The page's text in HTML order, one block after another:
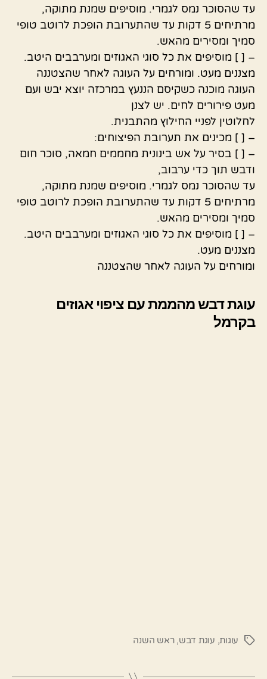
עד שהסוכר נמס לגמרי. מוסיפים שמנת מתוקה,
מרתיחים 5 דקות עד שהתערובת הופכת לרוטב טופי
סמיך ומסירים מהאש.
– [ ] מוסיפים את כל סוגי האגוזים ומערבבים היטב.
מצננים מעט. ומורחים על העוגה לאחר שהצטננה
העוגה מוכנה כשקיסם הננעץ במרכזה יוצא יבש ועם
מעט פירורים לחים. יש לצנן
לחלוטין לפניי החילוץ מהתבנית.
– [ ] מכינים את תערובת הפיצוחים:
– [ ] בסיר על אש בינונית מחממים חמאה, סוכר חום
ודבש תוך כדי ערבוב,
עד שהסוכר נמס לגמרי. מוסיפים שמנת מתוקה,
מרתיחים 5 דקות עד שהתערובת הופכת לרוטב טופי
סמיך ומסירים מהאש.
– [ ] מוסיפים את כל סוגי האגוזים ומערבבים היטב.
מצננים מעט.
ומורחים על העוגה לאחר שהצטננה
עוגת דבש מהממת עם ציפוי אגוזים
בקרמל
תגיותעוגות, עוגת דבש,ראש השנה